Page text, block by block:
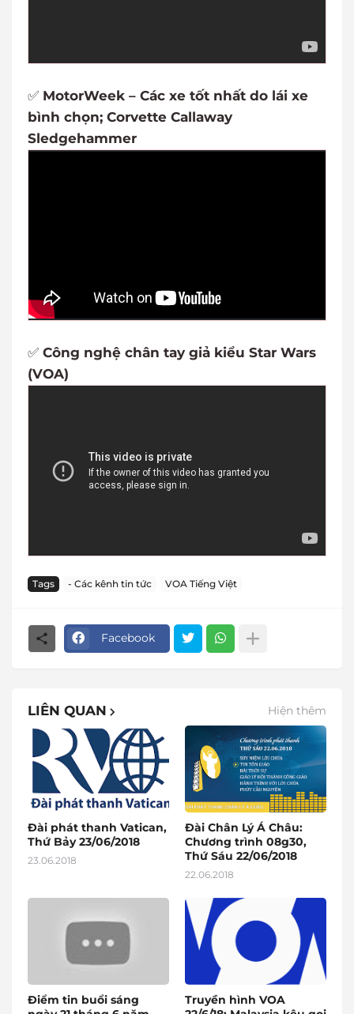
✅ MotorWeek – Các xe tốt nhất do lái xe
bình chọn; Corvette Callaway
Sledgehammer
✅ Công nghệ chân tay giả kiểu Star Wars
(VOA)
Tags - Các kênh tin tức VOA Tiếng Việt
Facebook
LIÊN QUAN Hiện thêm
Đài phát thanh Vatican,
Thứ Bảy 23/06/2018
23.06.2018
Đài Chân Lý Á Châu:
Chương trình 08g30,
Thứ Sáu 22/06/2018
22.06.2018
Điểm tin buổi sáng
Truyền hình VOA